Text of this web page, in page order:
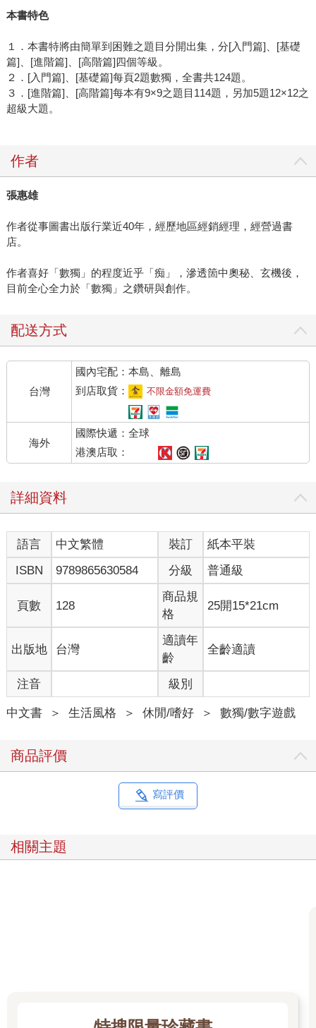
本書特色
１．本書特將由簡單到困難之題目分開出集，分[入門篇]、[基礎
篇]、[進階篇]、[高階篇]四個等級。
２．[入門篇]、[基礎篇]每頁2題數獨，全書共124題。
３．[進階篇]、[高階篇]每本有9×9之題目114題，另加5題12×12之
超級大題。
作者
張惠雄
作者從事圖書出版行業近40年，經歷地區經銷經理，經營過書
店。
作者喜好「數獨」的程度近乎「痴」，滲透箇中奧秘、玄機後，
目前全心全力於「數獨」之鑽研與創作。
配送方式
台灣
國內宅配：本島、離島
到店取貨：
不限金額免運費
海外
國際快遞：全球
港澳店取：
詳細資料
語言 中文繁體 裝訂
紙本平裝
ISBN
9789865630584 分級 普通級
頁數 128
商品規
格
25開15*21cm
出版地 台灣
適讀年
齡
全齡適讀
注音 級別
中文書 ＞ 生活風格 ＞ 休閒/嗜好 ＞ 數獨/數字遊戲
商品評價
寫評價
相關主題